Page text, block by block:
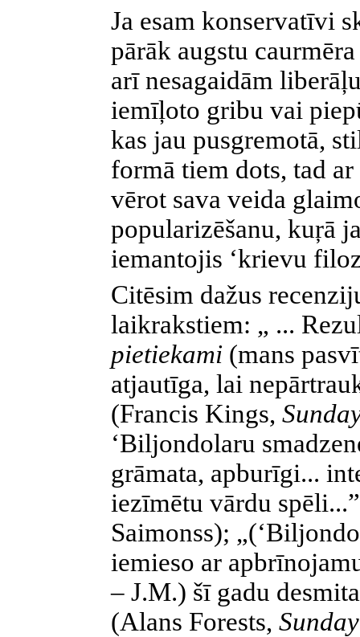
Ja esam konservatīvi
pārāk augstu
arī nesagaidām
iemīļoto gribu vai
kas jau pusgremotā,
formā tiem dots, tad
vērot sava veida
popularizēšanu, kuŗā
iemantojis ‘krievu
Citēsim dažus
laikrakstiem: „ ...
pietiekami (mans
atjautīga, lai
(Francis Kings,
‘Biljondolaru
grāmata, apburīgi...
iezīmētu vārdu
Saimonss);
iemieso ar
– J.M.) šī gadu
(Alans Forests,